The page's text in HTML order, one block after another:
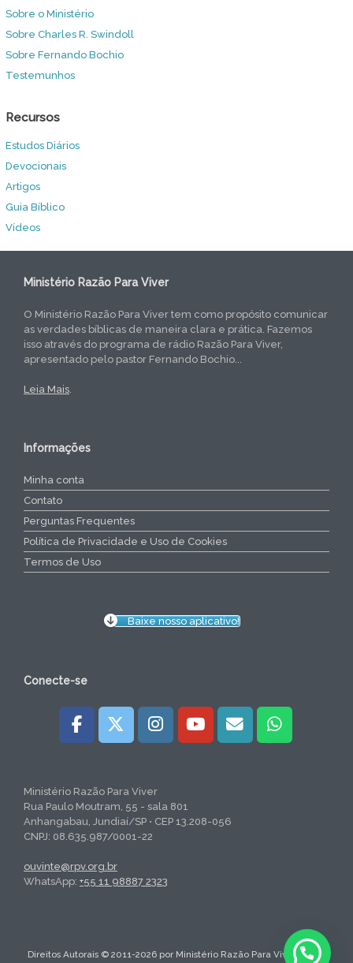
Sobre o Ministério
Sobre Charles R. Swindoll
Sobre Fernando Bochio
Testemunhos
Recursos
Estudos Diários
Devocionais
Artigos
Guia Bíblico
Vídeos
Ministério Razão Para Viver
O Ministério Razão Para Viver tem como propósito comunicar
as verdades bíblicas de maneira clara e prática. Fazemos
isso através do programa de rádio Razão Para Viver,
apresentado pelo pastor Fernando Bochio...
Leia Mais.
Informações
Minha conta
Contato
Perguntas Frequentes
Política de Privacidade e Uso de Cookies
Termos de Uso
Baixe nosso aplicativo!
Conecte-se
Ministério Razão Para Viver
Rua Paulo Moutram, 55 - sala 801
Anhangabau, Jundiaí/SP • CEP 13.208-056
CNPJ: 08.635.987/0001-22
ouvinte@rpv.org.br
WhatsApp: +55 11 98887 2323
Direitos Autorais © 2011-2026 por Ministério Razão Para Viver. Todos